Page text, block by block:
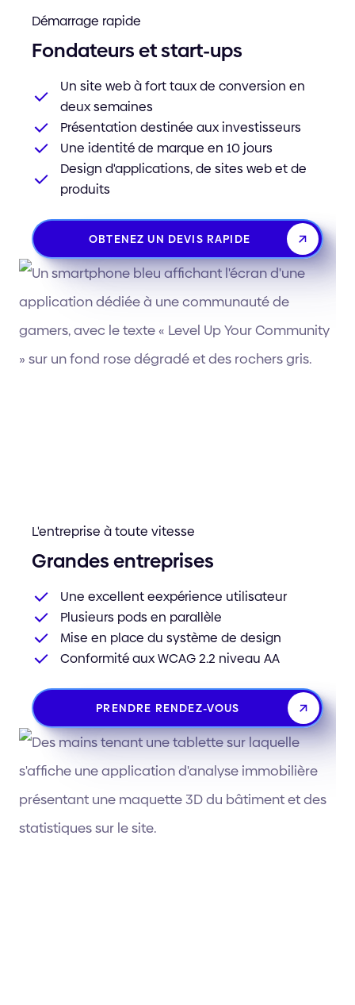
Démarrage rapide
Fondateurs et start-ups
Un site web à fort taux de conversion en
deux semaines
Présentation destinée aux investisseurs
Une identité de marque en 10 jours
Design d'applications, de sites web et de
produits
OBTENEZ UN DEVIS RAPIDE
L'entreprise à toute vitesse
Grandes entreprises
Une excellent eexpérience utilisateur
Plusieurs pods en parallèle
Mise en place du système de design
Conformité aux WCAG 2.2 niveau AA
PRENDRE RENDEZ-VOUS